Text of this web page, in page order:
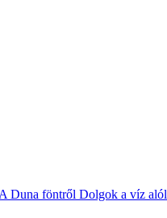
A Duna föntről Dolgok a víz alól